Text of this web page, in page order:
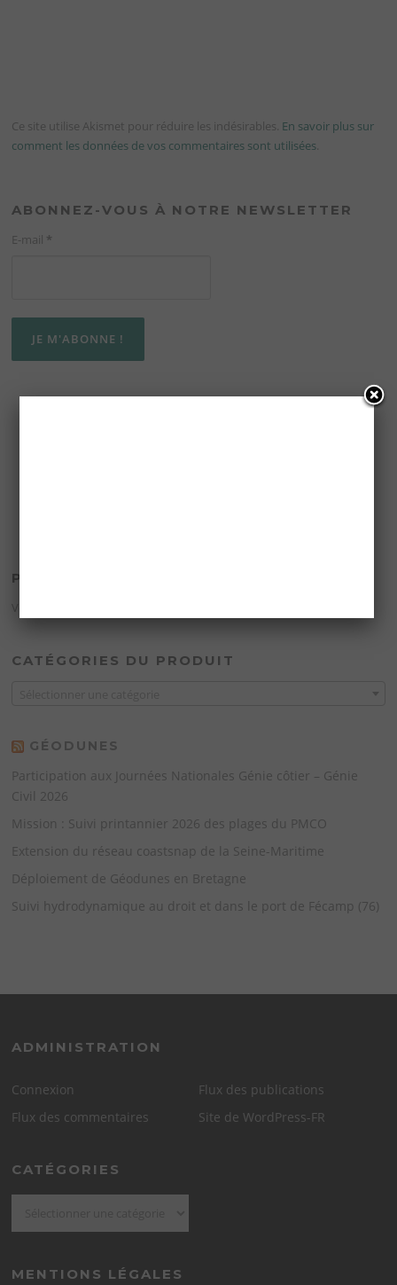
Ce site utilise Akismet pour réduire les indésirables. En savoir plus sur
comment les données de vos commentaires sont utilisées
ABONNEZ-VOUS À NOTRE NEWSLETTER
E-mail *
PANIER
CATÉGORIES DU PRODUIT
GÉODUNES
Participation aux Journées Nationales Génie côtier – Génie
Civil 2026
Mission : Suivi printannier 2026 des plages du PMCO
Extension du réseau coastsnap de la Seine-Maritime
Déploiement de Géodunes en Bretagne
Suivi hydrodynamique au droit et dans le port de Fécamp (76)
ADMINISTRATION
Connexion
Flux des publications
Flux des commentaires
Site de WordPress-FR
CATÉGORIES
MENTIONS LÉGALES